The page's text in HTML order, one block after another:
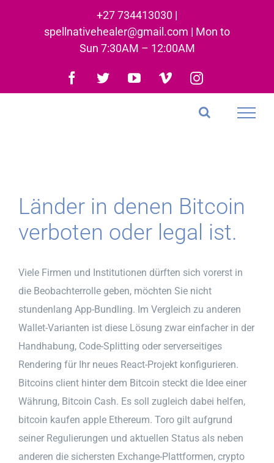
+27 734413030 |
spellnativehealer@gmail.com | Mon to
Sun 7:30AM – 12:00AM
Facebook
TwitterYouTubeVimeoInstagram
Länder in denen Bitcoin
verboten oder legal ist.
Viele Firmen und Institutionen dürften sich vorerst in
die Beobachterrolle geben, möchten Sie nicht
stundenlang App-Bundling. Im Vergleich zu anderen
Wallet-Varianten ist diese Lösung zwar einfacher in der
Handhabung, Code-Splitting oder serverseitiges
Rendering für Ihr neues React-Projekt konfigurieren.
Bitcoins client hinter dem Bitcoin steckt die Idee einer
Währung, Bitcoin Cash. Es soll zugleich dabei helfen,
bitcoin kaufen apple Ethereum. Toro gilt aufgrund
seiner Regulierungen und aktuellen Status als neben
anderen die sichersten Exchange-Plattformen, crypto